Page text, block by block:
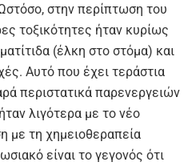
στην περίπτωση του
τοξικότητες ήταν κυρίως
(έλκη στο στόμα) και
Αυτό που έχει τεράστια
περιστατικά παρενεργειών
λιγότερα με το νέο
με τη χημειοθεραπεία
είναι το γεγονός ότι